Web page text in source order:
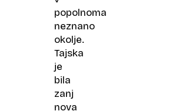
popolnoma
neznano
okolje.
Tajska
je
bila
zanj
nova